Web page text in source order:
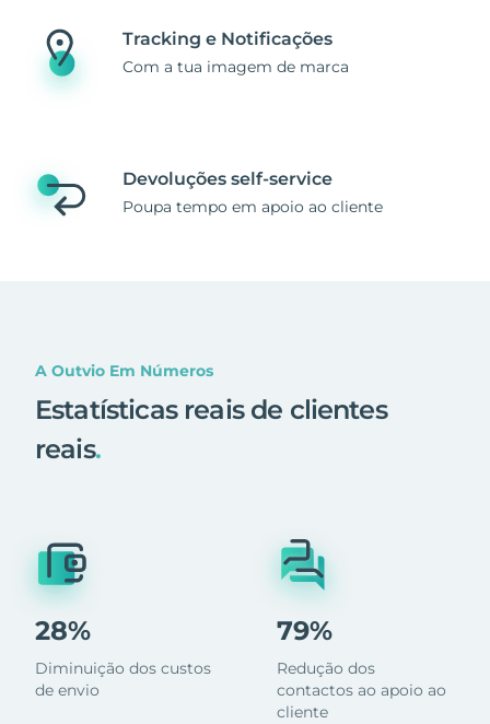
Tracking e Notificações
Com a tua imagem de marca
Devoluções self-service
Poupa tempo em apoio ao cliente
A Outvio Em Números
Estatísticas reais de clientes
reais.
28%
Diminuição dos custos
de envio
79%
Redução dos
contactos ao apoio ao
cliente